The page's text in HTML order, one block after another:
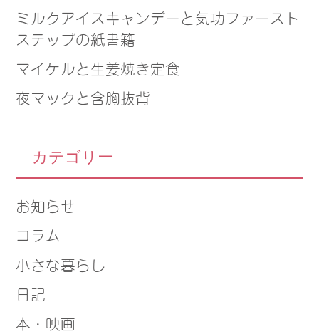
ミルクアイスキャンデーと気功ファースト
ステップの紙書籍
マイケルと生姜焼き定食
夜マックと含胸抜背
カテゴリー
お知らせ
コラム
小さな暮らし
日記
本・映画